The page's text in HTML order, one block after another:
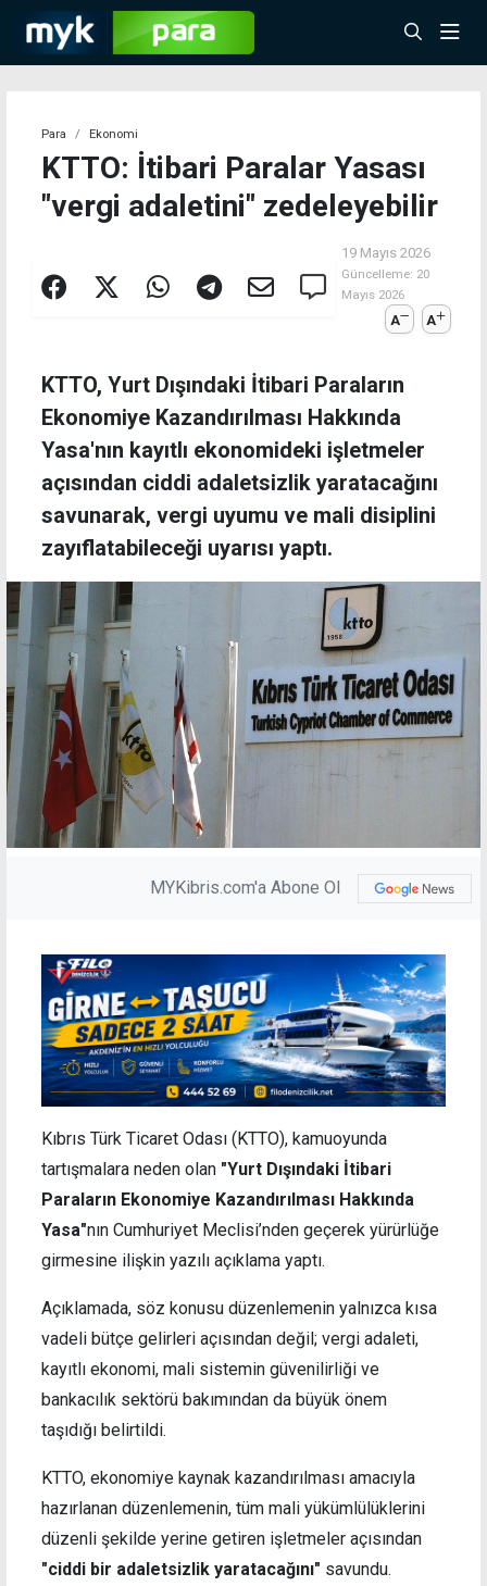
Para Ekonomi
KTTO: İtibari Paralar Yasası
"vergi adaletini" zedeleyebilir
19 Mayıs 2026
Güncelleme: 20
Mayıs 2026
A A
KTTO, Yurt Dışındaki İtibari Paraların
Ekonomiye Kazandırılması Hakkında
Yasa'nın kayıtlı ekonomideki işletmeler
açısından ciddi adaletsizlik yaratacağını
savunarak, vergi uyumu ve mali disiplini
zayıflatabileceği uyarısı yaptı.
MYKibris.com'a Abone Ol
Kıbrıs Türk Ticaret Odası (KTTO), kamuoyunda
tartışmalara neden olan "Yurt Dışındaki İtibari
Paraların Ekonomiye Kazandırılması Hakkında
Yasa"nın Cumhuriyet Meclisi’nden geçerek yürürlüğe
girmesine ilişkin yazılı açıklama yaptı.
Açıklamada, söz konusu düzenlemenin yalnızca kısa
vadeli bütçe gelirleri açısından değil; vergi adaleti,
kayıtlı ekonomi, mali sistemin güvenilirliği ve
bankacılık sektörü bakımından da büyük önem
taşıdığı belirtildi.
KTTO, ekonomiye kaynak kazandırılması amacıyla
hazırlanan düzenlemenin, tüm mali yükümlülüklerini
düzenli şekilde yerine getiren işletmeler açısından
"ciddi bir adaletsizlik yaratacağını" savundu.